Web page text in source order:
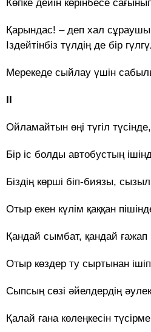
Көпке дейін көрінбесе
Қарындас! – деп хал
Іздейтінбіз түлдің де бір
Мерекеде сыйлау үшін
Ойламайтын өңі түгіл түсінде,
Бір іс болды автобустың
Біздің көрші біп-биязы,
Отыр екен күлім қаққан
Қандай сымбат, қандай ғажап
Отыр көздер ту сыртынан
Сыпсың сөзі әйелдердің
Қалай ғана көлеңкесін